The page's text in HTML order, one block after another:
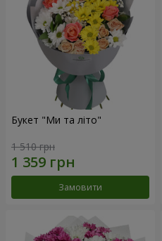
Букет "Ми та літо"
1 510 грн
Замовити